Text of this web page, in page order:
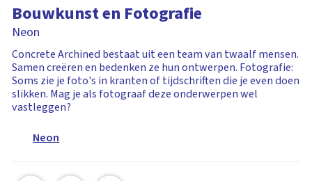
Bouwkunst en Fotografie
Neon
Concrete Archined bestaat uit een team van twaalf mensen.
Samen creëren en bedenken ze hun ontwerpen. Fotografie:
Soms zie je foto's in kranten of tijdschriften die je even doen
slikken. Mag je als fotograaf deze onderwerpen wel
vastleggen?
Neon